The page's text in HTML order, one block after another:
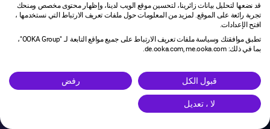
is under maintenance.
قد نضعها لتحليل بيانات زائرينا، لتحسين موقع الويب لدينا، وإظهار محتوى مخصص ومنحك
تجربة رائعة على الموقع. لمزيد من المعلومات حول ملفات تعريف الارتباط التي نستخدمها ،
افتح الإعدادات.
تطبق موافقتك وسياسة ملفات تعريف الارتباط على جميع مواقع التابعة لـ "OOKA Group"،
بما في ذلك: de.ooka.com, me.ooka.com.
قبول الكل رفض
لا ، تعديل